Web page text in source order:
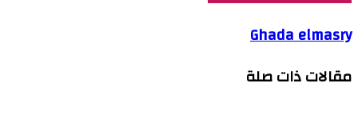
Ghada elmasry
مقالات ذات صلة